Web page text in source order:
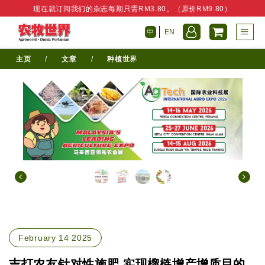
现在就订阅我们的杂志每期只需RM3.80。（原价RM9.80）
中 EN
主页 / 文章 / 种植世界
February 14 2025